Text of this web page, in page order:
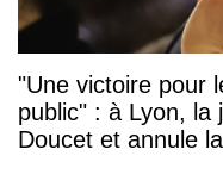
"Une victoire pour
public" : à Lyon, la
Doucet et annule